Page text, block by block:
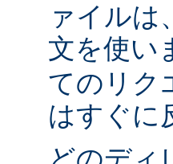
ァイルは
文を使い
てのリク
はすぐに